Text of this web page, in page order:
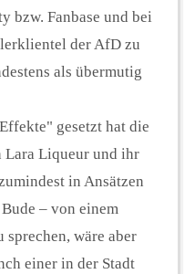
bzw. Fanbase und bei
der AfD zu
als übermutig
gesetzt hat die
Liqueur und ihr
in Ansätzen
– von einem
sprechen, wäre aber
einer in der Stadt